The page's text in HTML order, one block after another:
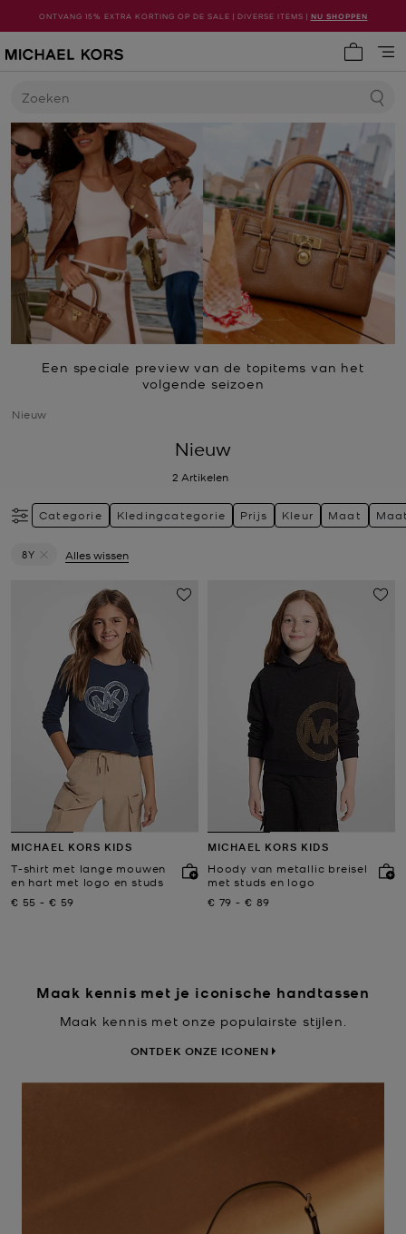
ONTVANG 15% EXTRA KORTING OP DE SALE | DIVERSE ITEMS | NU SHOPPEN
Zoeken
Een speciale preview van de topitems van het
volgende seizoen
Nieuw
Nieuw
2 Artikelen
Categorie Kledingcategorie Prijs Kleur Maat
8Y
Alles wissen
MICHAEL KORS KIDS
T-shirt met lange mouwen
en hart met logo en studs
Nu
€ 55 -
tot Nu
€ 59
MICHAEL KORS KIDS
Hoody van metallic breisel
met studs en logo
Nu
€ 79 -
tot Nu
€ 89
Maak kennis met je iconische handtassen
Maak kennis met onze populairste stijlen.
ONTDEK ONZE ICONEN